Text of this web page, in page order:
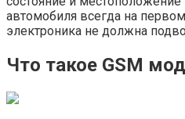
автомобиля всегда на
электроника не должна
Что такое GSM